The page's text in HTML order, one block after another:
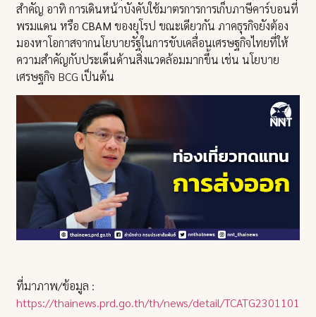
สำคัญ อาทิ การเดินหน้าบังคับใช้มาตรการการเก็บภาษีคาร์บอนที่
พรมแดน หรือCBAM ของยุโรป ขณะเดียวกัน ภาคธุรกิจยังต้อง
มองหาโอกาสจากนโยบายรัฐในการขับเคลื่อนเศรษฐกิจไทยที่ให้
ความสำคัญกับประเด็นด้านสิ่งแวดล้อมมากขึ้น เช่น นโยบาย
เศรษฐกิจ BCG เป็นต้น
ที่มาภาพ/ข้อมูล :
https://thainews.prd.go.th/th/news/detail/